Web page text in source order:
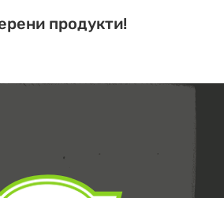
продукти!